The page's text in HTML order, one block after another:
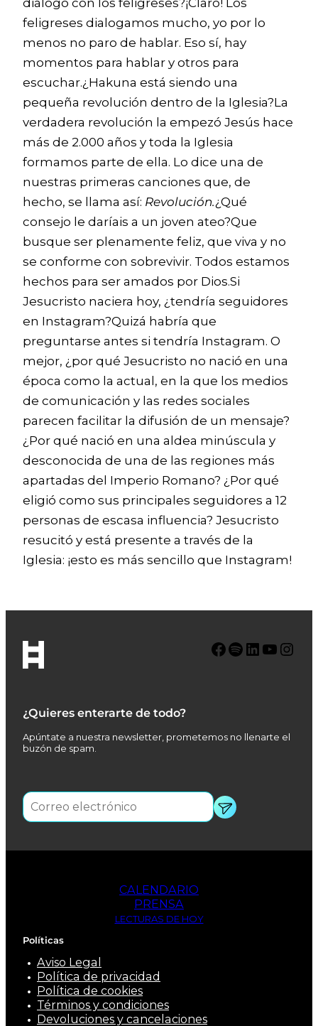
diálogo con los feligreses?¡Claro! Los
feligreses dialogamos mucho, yo por lo
menos no paro de hablar. Eso sí, hay
momentos para hablar y otros para
escuchar.¿Hakuna está siendo una
pequeña revolución dentro de la Iglesia?La
verdadera revolución la empezó Jesús hace
más de 2.000 años y toda la Iglesia
formamos parte de ella. Lo dice una de
nuestras primeras canciones que, de
hecho, se llama así: Revolución.¿Qué
consejo le daríais a un joven ateo?Que
busque ser plenamente feliz, que viva y no
se conforme con sobrevivir. Todos estamos
hechos para ser amados por Dios.Si
Jesucristo naciera hoy, ¿tendría seguidores
en Instagram?Quizá habría que
preguntarse antes si tendría Instagram. O
mejor, ¿por qué Jesucristo no nació en una
época como la actual, en la que los medios
de comunicación y las redes sociales
parecen facilitar la difusión de un mensaje?
¿Por qué nació en una aldea minúscula y
desconocida de una de las regiones más
apartadas del Imperio Romano? ¿Por qué
eligió como sus principales seguidores a 12
personas de escasa influencia? Jesucristo
resucitó y está presente a través de la
Iglesia: ¡esto es más sencillo que Instagram!
¿Quieres enterarte de todo?
Apúntate a nuestra newsletter, prometemos no llenarte el
buzón de spam.
Facebook Spotify LinkedIn YouTube Instagram
CALENDARIO
PRENSA
LECTURAS DE HOY
Políticas
Aviso Legal
Política de privacidad
Política de cookies
Términos y condiciones
Devoluciones y cancelaciones